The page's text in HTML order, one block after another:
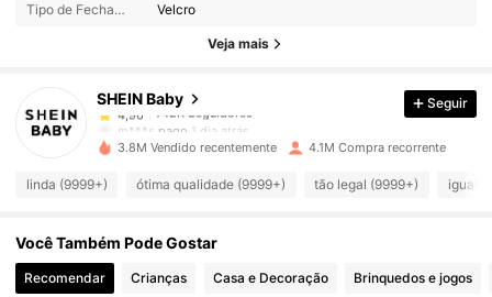
Tipo de Fechamento: Velcro
Veja mais
SHEIN Baby
742K Seguidores
4,96
742K Seguidores
m***s
1 dia atrás
4,96 742K Seguidores
Seguir
3.8M Vendido recentemente 4.1M Compra recorrente
linda (9999+) ótima qualidade (9999+) tão legal (9999+) igual a
Você Também Pode Gostar
Recomendar Crianças Casa e Decoração Brinquedos e jogos